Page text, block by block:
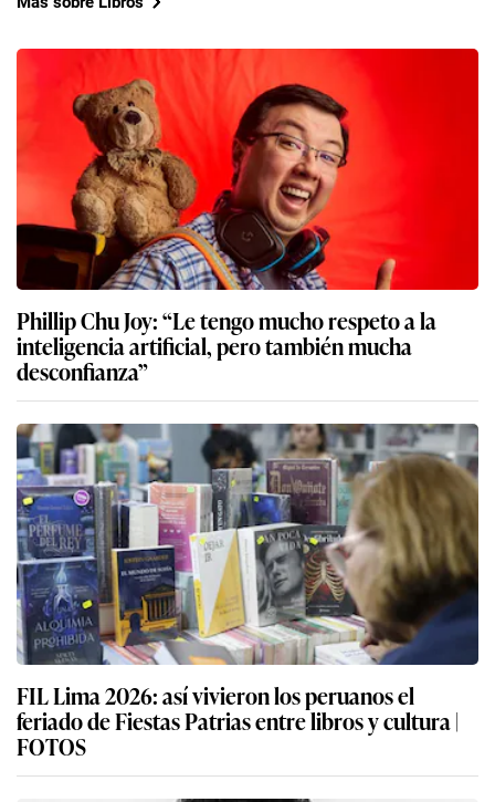
Phillip Chu Joy: “Le tengo mucho respeto a la
inteligencia artificial, pero también mucha
desconfianza”
FIL Lima 2026: así vivieron los peruanos el
feriado de Fiestas Patrias entre libros y cultura |
FOTOS